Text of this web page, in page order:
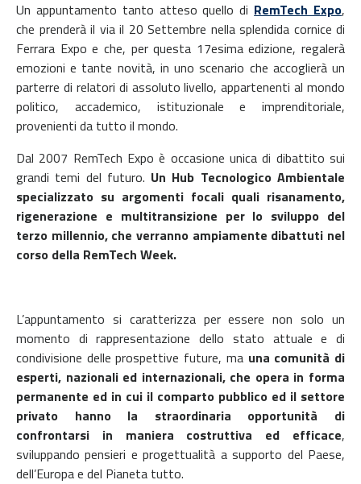
Un appuntamento tanto atteso quello di RemTech Expo,
che prenderà il via il 20 Settembre nella splendida cornice di
Ferrara Expo e che, per questa 17esima edizione, regalerà
emozioni e tante novità, in uno scenario che accoglierà un
parterre di relatori di assoluto livello, appartenenti al mondo
politico, accademico, istituzionale e imprenditoriale,
provenienti da tutto il mondo.
Dal 2007 RemTech Expo è occasione unica di dibattito sui
grandi temi del futuro. Un Hub Tecnologico Ambientale
specializzato su argomenti focali quali risanamento,
rigenerazione e multitransizione per lo sviluppo del
terzo millennio, che verranno ampiamente dibattuti nel
corso della RemTech Week.
L’appuntamento si caratterizza per essere non solo un
momento di rappresentazione dello stato attuale e di
condivisione delle prospettive future, ma una comunità di
esperti, nazionali ed internazionali, che opera in forma
permanente ed in cui il comparto pubblico ed il settore
privato hanno la straordinaria opportunità di
confrontarsi in maniera costruttiva ed efficace,
sviluppando pensieri e progettualità a supporto del Paese,
dell’Europa e del Pianeta tutto.